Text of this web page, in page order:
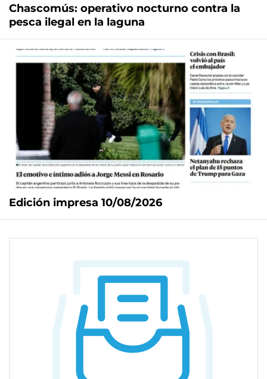
Chascomús: operativo nocturno contra la
pesca ilegal en la laguna
Edición impresa 10/08/2026